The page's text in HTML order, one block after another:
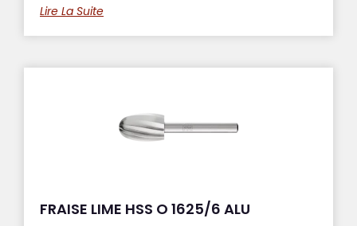
Lire La Suite
FRAISE LIME HSS O 1625/6 ALU